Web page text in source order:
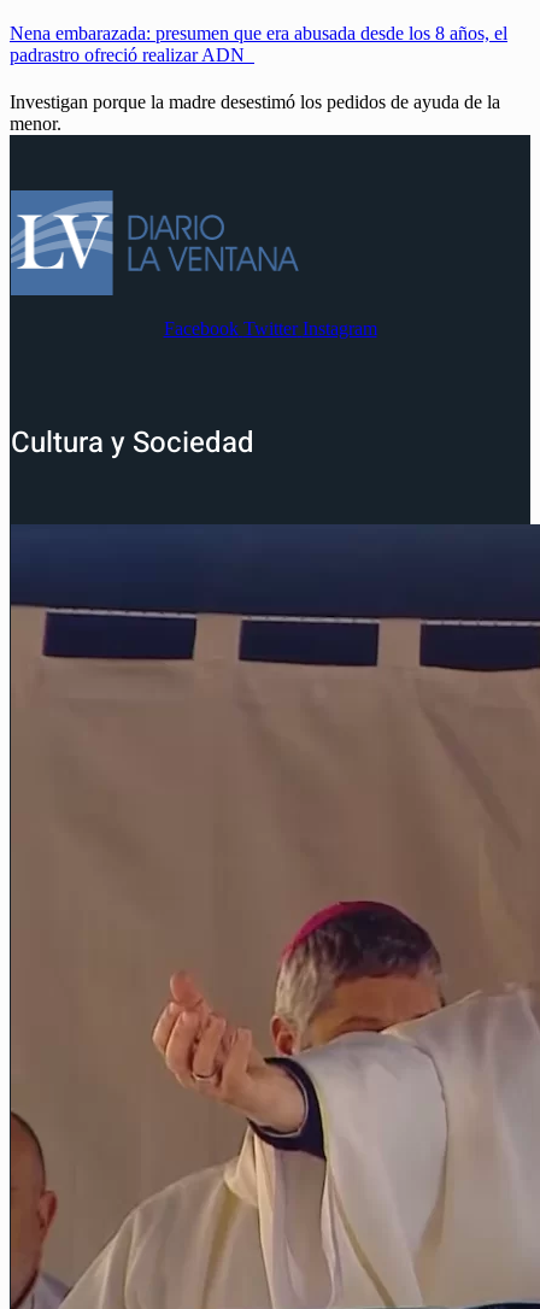
Nena embarazada: presumen que era abusada desde los 8 años, el
padrastro ofreció realizar ADN
Investigan porque la madre desestimó los pedidos de ayuda de la
menor.
Facebook Twitter Instagram
Cultura y Sociedad